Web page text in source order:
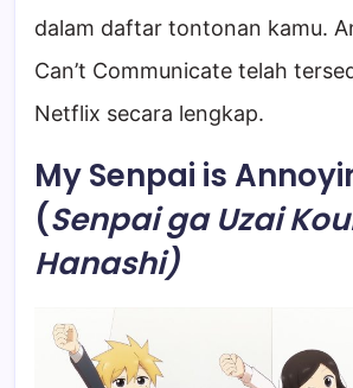
dalam daftar tontonan kamu.
Can’t Communicate telah
Netflix secara lengkap.
My Senpai is
(Senpai ga Uzai
Hanashi)